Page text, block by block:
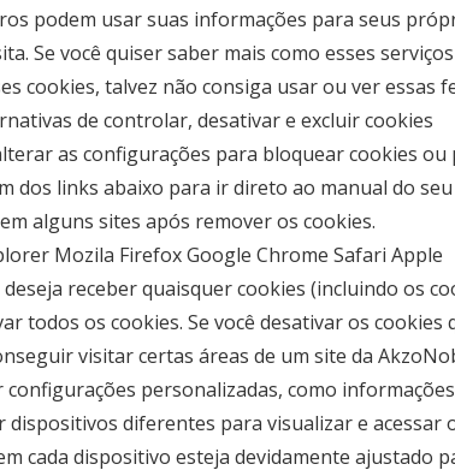
podem usar suas informações para seus
Se você quiser saber mais como esses
cookies, talvez não consiga usar ou ver essas
de controlar, desativar e excluir cookies
as configurações para bloquear cookies
dos links abaixo para ir direto ao manual do
alguns sites após remover os cookies.
Mozila Firefox Google Chrome Safari Apple
deseja receber quaisquer cookies (incluindo os
todos os cookies. Se você desativar os
visitar certas áreas de um site da
configurações personalizadas, como
dispositivos diferentes para visualizar e
cada dispositivo esteja devidamente ajustado